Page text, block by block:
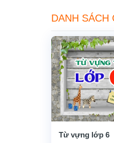
DANH SÁCH
Từ vựng lớp 6